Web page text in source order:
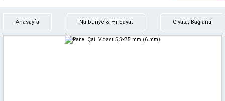
Anasayfa Nalburiye & Hırdavat Civata, Bağlantı